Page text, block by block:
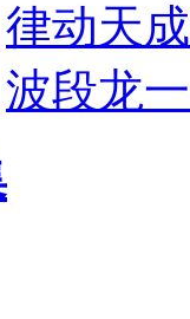
律动天成
波段龙一